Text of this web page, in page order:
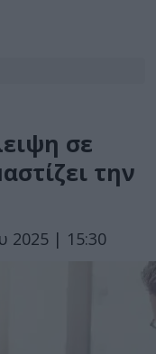
σε
την
2025 | 15:30